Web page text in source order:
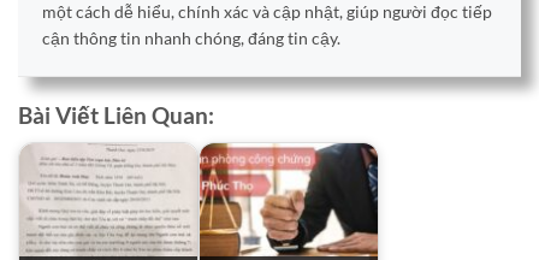
một cách dễ hiểu, chính xác và cập nhật, giúp người đọc tiếp
cận thông tin nhanh chóng, đáng tin cậy.
Bài Viết Liên Quan: